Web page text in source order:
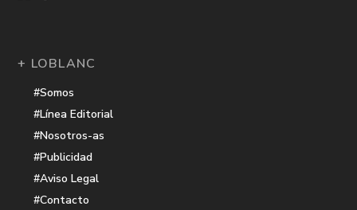
+ LOBLANC
#Somos
#Línea Editorial
#Nosotros-as
#Publicidad
#Aviso Legal
#Contacto